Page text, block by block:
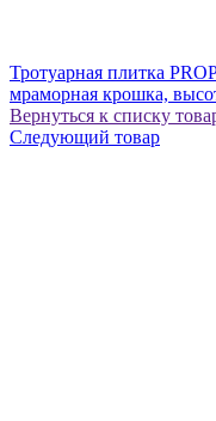
Тротуарная плитка
мраморная крошка,
Вернуться к списку
Следующий товар